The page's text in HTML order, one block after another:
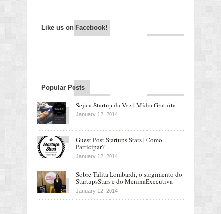
Like us on Facebook!
Popular Posts
Seja a Startup da Vez | Mídia Gratuita
January 12, 2014
Guest Post Startups Stars | Como
Participar?
January 12, 2014
Sobre Talita Lombardi, o surgimento do
StartupsStars e do MeninaExecutiva
January 12, 2014